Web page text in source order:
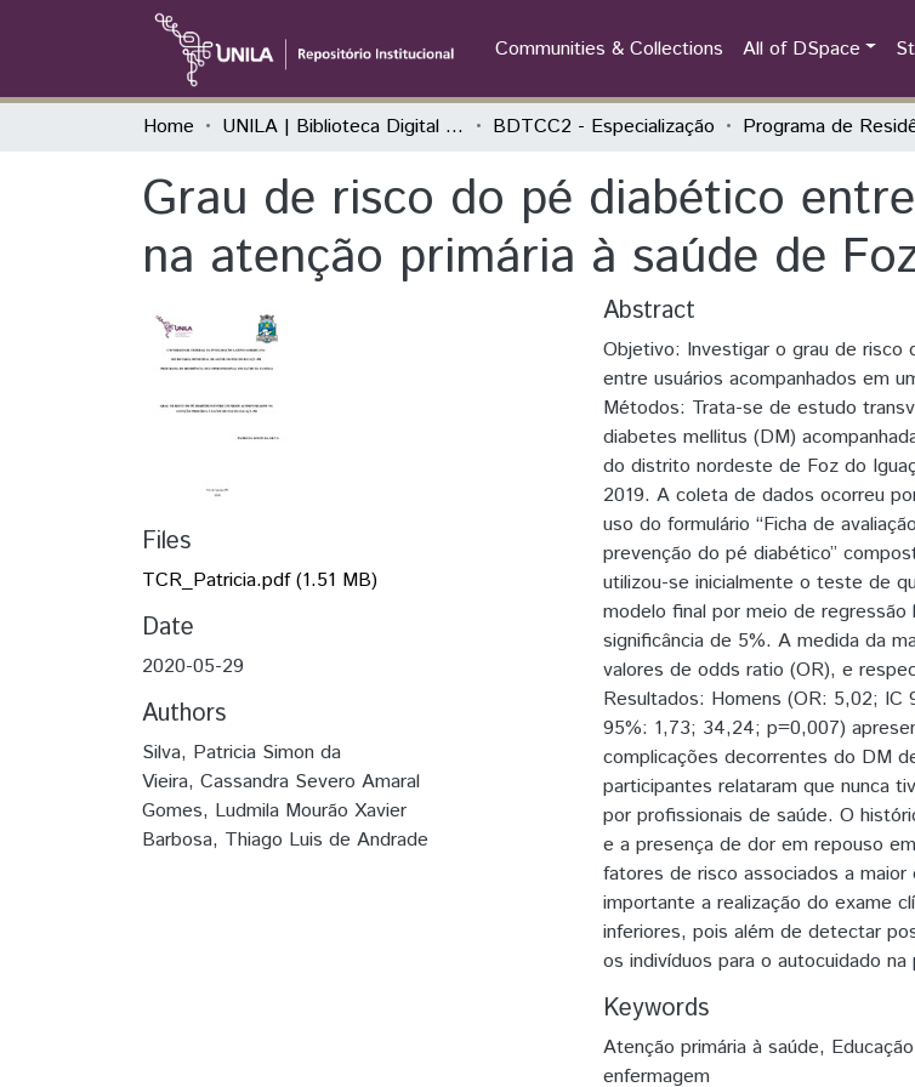
Communities & Collections All of DSpace
Home UNILA | Biblioteca Digital de Trabalhos de Conclusão de Curso BDTCC2 - Especialização
Grau de risco do pé diabético
na atenção primária à saúde de
Files
TCR_Patricia.pdf(1.51 MB)
Date
2020-05-29
Authors
Silva, Patricia Simon da
Vieira, Cassandra Severo Amaral
Gomes, Ludmila Mourão Xavier
Barbosa, Thiago Luis de Andrade
Abstract
Objetivo: Investigar o grau de
entre usuários acompanhados em
Métodos: Trata-se de estudo
diabetes mellitus (DM)
do distrito nordeste de Foz do
2019. A coleta de dados ocorreu
uso do formulário “Ficha de
prevenção do pé diabético”
utilizou-se inicialmente o teste de
modelo final por meio de
significância de 5%. A medida da
valores de odds ratio (OR), e
Resultados: Homens (OR: 5,02;
95%: 1,73; 34,24; p=0,007)
complicações decorrentes do DM
participantes relataram que nunca
por profissionais de saúde. O
e a presença de dor em repouso
fatores de risco associados a
importante a realização do exame
inferiores, pois além de detectar
os indivíduos para o autocuidado
Keywords
Atenção primária à saúde,
enfermagem